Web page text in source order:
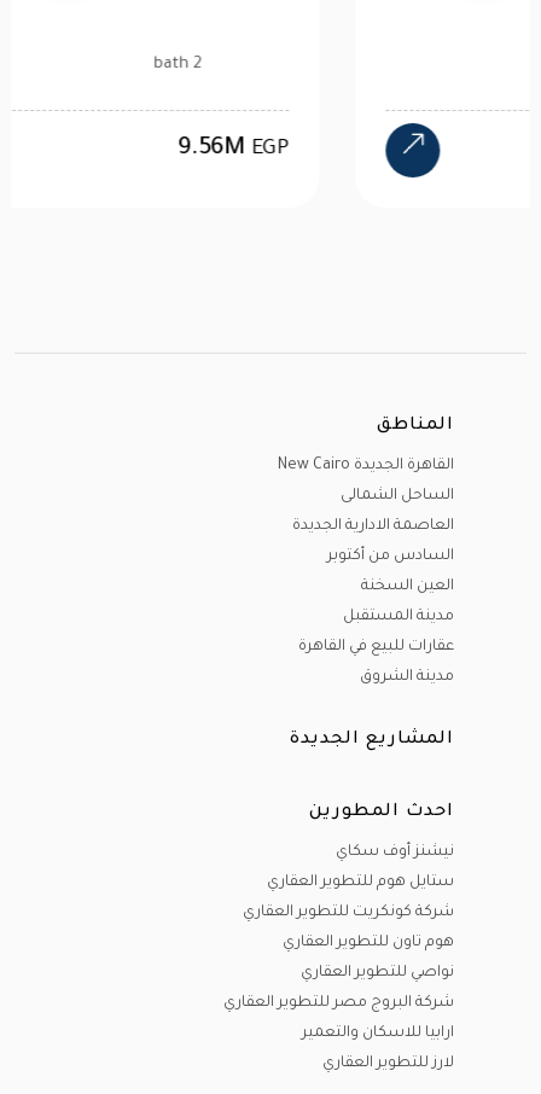
4.47M
المناطق
القاهرة الجديدة New Cairo
الساحل الشمالى
العاصمة الادارية الجديدة
السادس من أكتوبر
العين السخنة
مدينة المستقبل
عقارات للبيع في القاهرة
مدينة الشروق
المشاريع الجديدة
احدث المطورين
نيشنز أوف سكاي
ستايل هوم للتطوير العقاري
شركة كونكريت للتطوير العقاري
هوم تاون للتطوير العقاري
نواصي للتطوير العقاري
شركة البروج مصر للتطوير العقاري
ارابيا للاسكان والتعمير
لارز للتطوير العقاري